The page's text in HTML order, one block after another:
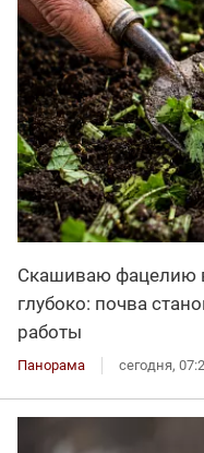
Скашиваю фацелию
глубоко: почва
работы
Панорама сегодня,